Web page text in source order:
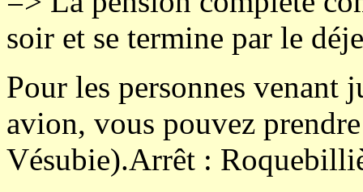
soir et se termine par le
Pour les personnes venant
avion, vous pouvez
Vésubie).Arrêt :